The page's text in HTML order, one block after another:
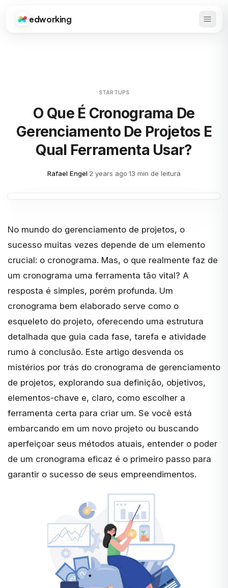
Edworking
edworking Abrir
STARTUPS
O Que É Cronograma De
Gerenciamento De Projetos E
Qual Ferramenta Usar?
Rafael Engel·2 years ago·13 min de leitura
No mundo do gerenciamento de projetos, o
sucesso muitas vezes depende de um elemento
crucial: o cronograma. Mas, o que realmente faz de
um cronograma uma ferramenta tão vital? A
resposta é simples, porém profunda. Um
cronograma bem elaborado serve como o
esqueleto do projeto, oferecendo uma estrutura
detalhada que guia cada fase, tarefa e atividade
rumo à conclusão. Este artigo desvenda os
mistérios por trás do cronograma de gerenciamento
de projetos, explorando sua definição, objetivos,
elementos-chave e, claro, como escolher a
ferramenta certa para criar um. Se você está
embarcando em um novo projeto ou buscando
aperfeiçoar seus métodos atuais, entender o poder
de um cronograma eficaz é o primeiro passo para
garantir o sucesso de seus empreendimentos.